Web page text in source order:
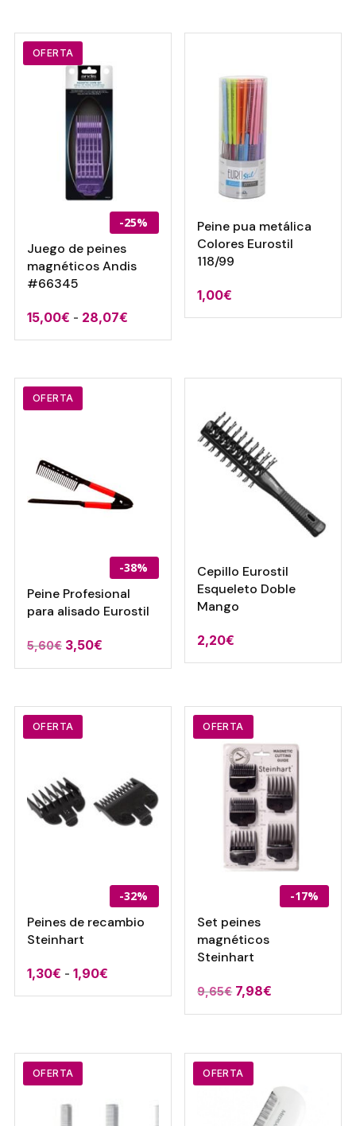
2,00€
era:
es:
OFERTA
-25%
Juego de peines
magnéticos Andis
#66345
15,00€ - 28,07€Rango
de
desde
Peine pua metálica
Colores Eurostil
118/99
1,00€
OFERTA
-38%
Peine Profesional
para alisado Eurostil
5,60€ El
precio
era:
5,60€.
3,50€El
precio
es:
Cepillo Eurostil
Esqueleto Doble
Mango
2,20€
OFERTA
-32%
Peines de recambio
Steinhart
1,30€ - 1,90€Rango
de
1,30€
OFERTA
-17%
Set peines
magnéticos
Steinhart
9,65€ El
precio
era:
9,65€.
7,98€
precio
es:
OFERTA OFERTA